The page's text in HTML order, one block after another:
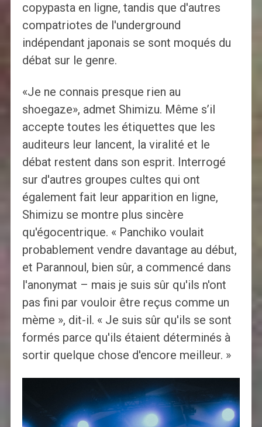
copypasta en ligne, tandis que d'autres
compatriotes de l'underground
indépendant japonais se sont moqués du
débat sur le genre.
«Je ne connais presque rien au
shoegaze», admet Shimizu. Même s’il
accepte toutes les étiquettes que les
auditeurs leur lancent, la viralité et le
débat restent dans son esprit. Interrogé
sur d'autres groupes cultes qui ont
également fait leur apparition en ligne,
Shimizu se montre plus sincère
qu'égocentrique. « Panchiko voulait
probablement vendre davantage au début,
et Parannoul, bien sûr, a commencé dans
l'anonymat – mais je suis sûr qu'ils n'ont
pas fini par vouloir être reçus comme un
mème », dit-il. « Je suis sûr qu'ils se sont
formés parce qu'ils étaient déterminés à
sortir quelque chose d'encore meilleur. »